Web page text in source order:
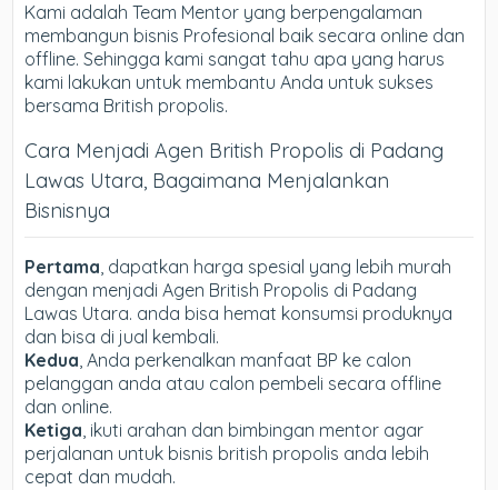
Kami adalah Team Mentor yang berpengalaman
membangun bisnis Profesional baik secara online dan
offline. Sehingga kami sangat tahu apa yang harus
kami lakukan untuk membantu Anda untuk sukses
bersama British propolis.
Cara Menjadi Agen British Propolis di Padang
Lawas Utara, Bagaimana Menjalankan
Bisnisnya
Pertama, dapatkan harga spesial yang lebih murah
dengan menjadi Agen British Propolis di Padang
Lawas Utara. anda bisa hemat konsumsi produknya
dan bisa di jual kembali.
Kedua, Anda perkenalkan manfaat BP ke calon
pelanggan anda atau calon pembeli secara offline
dan online.
Ketiga, ikuti arahan dan bimbingan mentor agar
perjalanan untuk bisnis british propolis anda lebih
cepat dan mudah.